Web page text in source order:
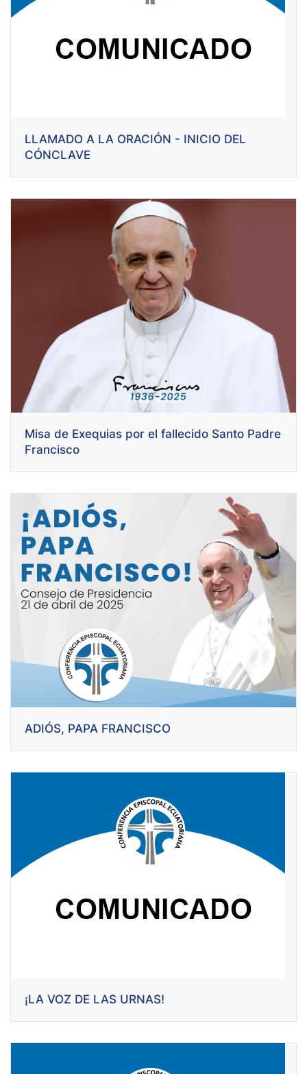
LLAMADO A LA ORACIÓN - INICIO DEL
CÓNCLAVE
Misa de Exequias por el fallecido Santo Padre
Francisco
ADIÓS, PAPA FRANCISCO
¡LA VOZ DE LAS URNAS!